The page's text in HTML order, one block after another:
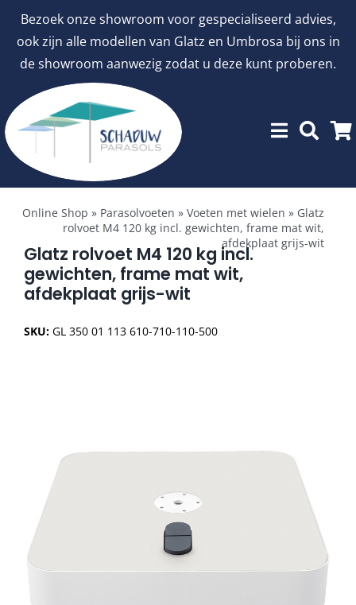
Bezoek onze showroom voor gespecialiseerd advies,
ook zijn alle modellen van Glatz en Umbrosa bij ons in
de showroom aanwezig zodat u deze kunt proberen.
inhoud
Toggle
Navigation
aanbiedingen
Stokparasols
Muurparasols
Schaduwdoeken
Snel leverbaar
Online Shop » Parasolvoeten » Voeten met wielen » Glatz
rolvoet M4 120 kg incl. gewichten, frame mat wit,
afdekplaat grijs-wit
Glatz rolvoet M4 120 kg incl.
gewichten, frame mat wit,
afdekplaat grijs-wit
SKU: GL 350 01 113 610-710-110-500